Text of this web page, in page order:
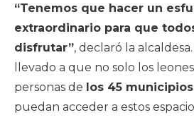
“Tenemos que hacer un
extraordinario para que
disfrutar”, declaró la
llevado a que no solo los
personas de los 45
puedan acceder a estos